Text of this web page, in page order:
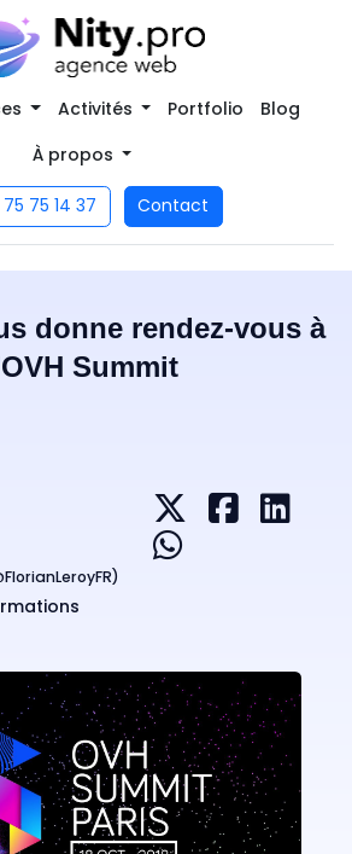
Activités Portfolio
Blog
À propos
75 14 37 Contact
donne rendez-vous à
Summit
FlorianLeroyFR)